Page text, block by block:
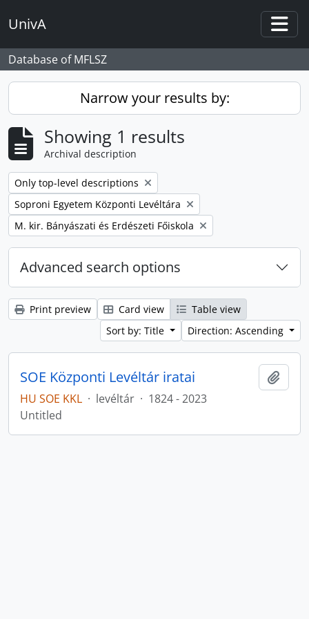
UnivA
Database of MFLSZ
Narrow your results by:
Showing 1 results
Archival description
Remove filter:
Only top-level descriptions
Remove filter:
Soproni Egyetem Központi Levéltára
Remove filter:
M. kir. Bányászati és Erdészeti Főiskola
Advanced search options
Print preview Card view
Table view
Sort by: Title
Direction: Ascending
SOE Központi Levéltár iratai
HU SOE KKL · levéltár · 1824 - 2023
Untitled